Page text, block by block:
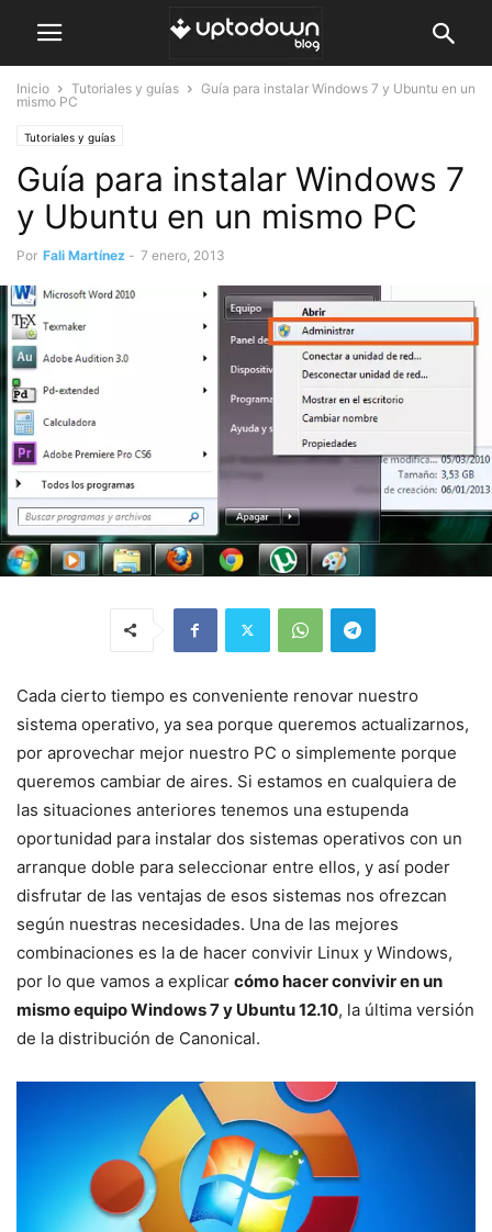
Inicio Tutoriales y guías
Guía para instalar Windows 7 y Ubuntu en un
mismo PC
Tutoriales y guías
Guía para instalar Windows 7
y Ubuntu en un mismo PC
Por Fali Martínez - 7 enero, 2013
Cada cierto tiempo es conveniente renovar nuestro
sistema operativo, ya sea porque queremos actualizarnos,
por aprovechar mejor nuestro PC o simplemente porque
queremos cambiar de aires. Si estamos en cualquiera de
las situaciones anteriores tenemos una estupenda
oportunidad para instalar dos sistemas operativos con un
arranque doble para seleccionar entre ellos, y así poder
disfrutar de las ventajas de esos sistemas nos ofrezcan
según nuestras necesidades. Una de las mejores
combinaciones es la de hacer convivir Linux y Windows,
por lo que vamos a explicar cómo hacer convivir en un
mismo equipo Windows 7 y Ubuntu 12.10, la última versión
de la distribución de Canonical.